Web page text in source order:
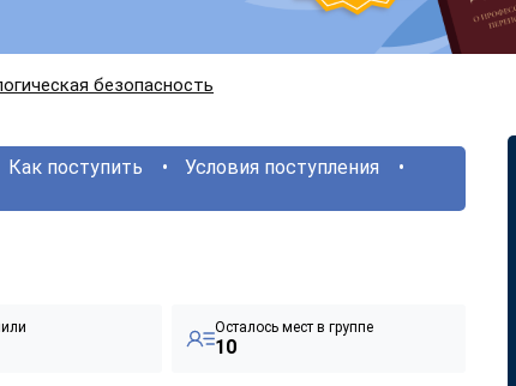
безопасность
Как поступить
Условия поступления
Осталось мест в группе
10